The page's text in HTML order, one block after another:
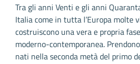
Tra gli anni Venti e gli anni
Italia come in tutta l’Europa molte
costruiscono una vera e propria
moderno-contemporanea.
nati nella seconda metà del primo